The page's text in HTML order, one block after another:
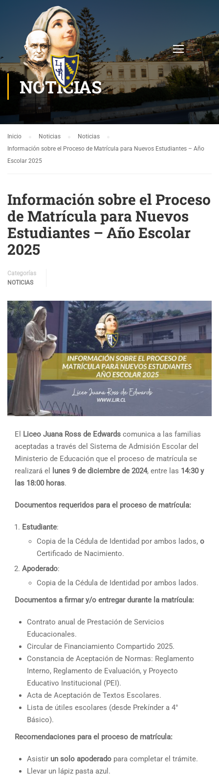
NOTICIAS
Inicio Noticias
Noticias
Información sobre el Proceso de Matrícula para Nuevos Estudiantes – Año
Escolar 2025
Información sobre el Proceso
de Matrícula para Nuevos
Estudiantes – Año Escolar
2025
Categorías
NOTICIAS
El Liceo Juana Ross de Edwards comunica a las familias
aceptadas a través del Sistema de Admisión Escolar del
Ministerio de Educación que el proceso de matrícula se
realizará el
lunes 9 de diciembre de 2024, entre las 14:30 y
las 18:00 horas.
Documentos requeridos para el proceso de matrícula:
Estudiante:
Copia de la Cédula de Identidad por ambos lados, o
Certificado de Nacimiento.
Apoderado:
Copia de la Cédula de Identidad por ambos lados.
Documentos a firmar y/o entregar durante la matrícula:
Contrato anual de Prestación de Servicios
Educacionales.
Circular de Financiamiento Compartido 2025.
Constancia de Aceptación de Normas: Reglamento
Interno, Reglamento de Evaluación, y Proyecto
Educativo Institucional (PEI).
Acta de Aceptación de Textos Escolares.
Lista de útiles escolares (desde Prekínder a 4°
Básico).
Recomendaciones para el proceso de matrícula:
Asistir un solo apoderado para completar el trámite.
Llevar un lápiz pasta azul.